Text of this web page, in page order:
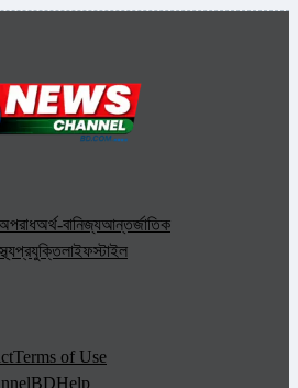
অর্থ-বানিজ্যআন্তর্জাতিক
প্রযুক্তিলাইফস্টাইল
Terms of Use
Help